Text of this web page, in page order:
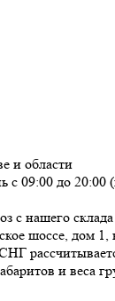
и области
с 09:00 до 20:00
с нашего
шоссе, дом 1,
и веса